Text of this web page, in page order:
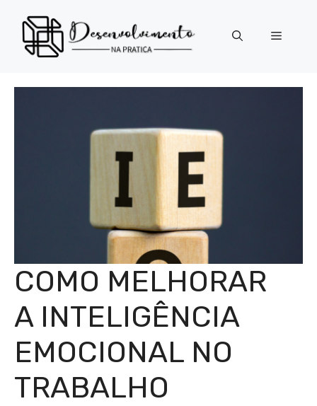
para
conteúdo
Menu
COMO MELHORAR
A INTELIGÊNCIA
EMOCIONAL NO
TRABALHO